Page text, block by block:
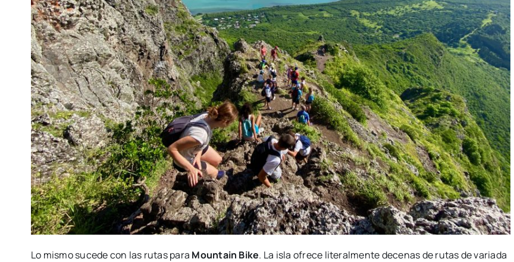
Lo mismo sucede con las rutas para Mountain Bike. La isla ofrece literalmente decenas de rutas de variada